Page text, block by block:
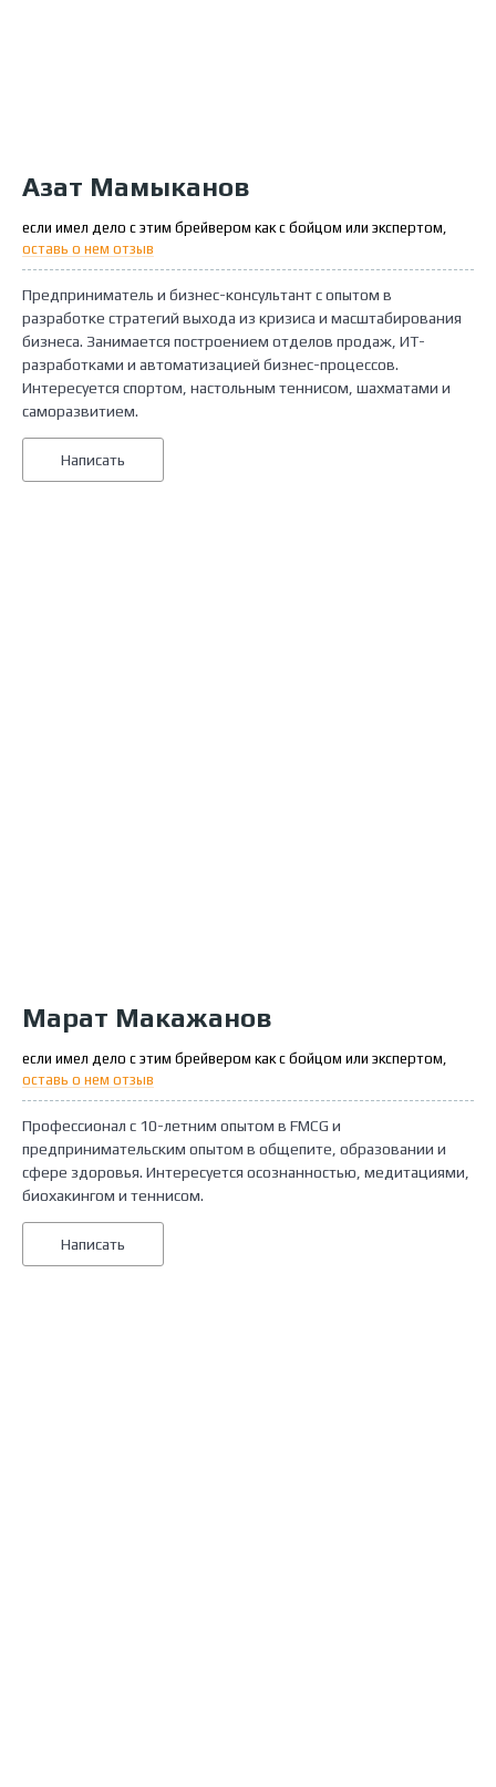
Азат Мамыканов
если имел дело с этим брейвером как с бойцом или экспертом,
оставь о нем отзыв
Предприниматель и бизнес-консультант с опытом в
разработке стратегий выхода из кризиса и масштабирования
бизнеса. Занимается построением отделов продаж, ИТ-
разработками и автоматизацией бизнес-процессов.
Интересуется спортом, настольным теннисом, шахматами и
саморазвитием.
Написать
Марат Макажанов
если имел дело с этим брейвером как с бойцом или экспертом,
оставь о нем отзыв
Профессионал с 10-летним опытом в FMCG и
предпринимательским опытом в общепите, образовании и
сфере здоровья. Интересуется осознанностью, медитациями,
биохакингом и теннисом.
Написать